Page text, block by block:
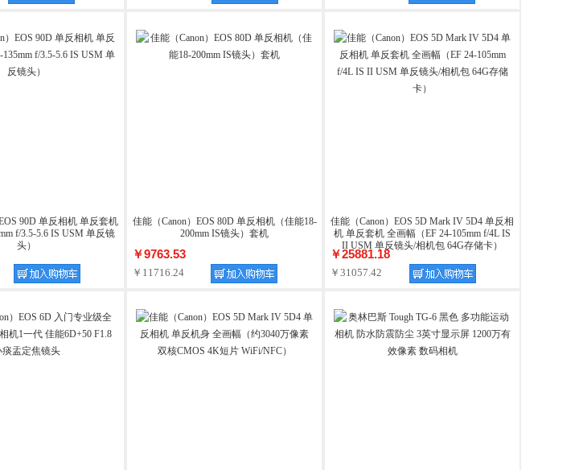
90D 单反相机 单反套机
f/3.5-5.6 IS USM 单反镜
头）
佳能（Canon）EOS 80D 单反相机（佳能18-
200mm IS镜头）套机
￥9763.53
￥11716.24
佳能（Canon）EOS 5D Mark IV 5D4 单反相
机 单反套机 全画幅（EF 24-105mm f/4L IS
II USM 单反镜头/相机包 64G存储卡）
￥25881.18
￥31057.42